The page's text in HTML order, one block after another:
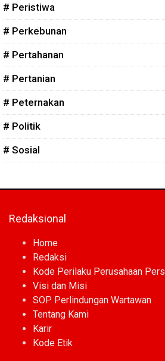
# Peristiwa
# Perkebunan
# Pertahanan
# Pertanian
# Peternakan
# Politik
# Sosial
Redaksional
Home
Redaksi
Kode Perilaku Perusahaan Pers
Visi dan Misi
SOP Perlindungan Wartawan
Tentang Kami
Karir
Kode Etik